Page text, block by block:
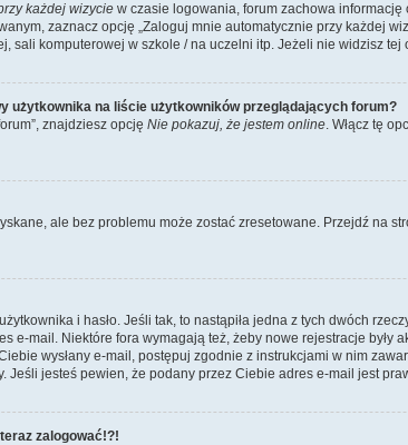
każdej wizycie w czasie logowania, forum zachowa
zaznacz opcję „Zaloguj mnie automatycznie przy każdej
sali komputerowej w szkole / na uczelni itp. Jeżeli nie widzisz
użytkownika na liście użytkowników przeglądających forum?
znajdziesz opcję Nie pokazuj, że jestem online. Włącz tę
ale bez problemu może zostać zresetowane. Przejdź na
i hasło. Jeśli tak, to nastąpiła jedna z tych dwóch
e-mail. Niektóre fora wymagają też, żeby nowe rejestracje
wysłany e-mail, postępuj zgodnie z instrukcjami w nim
Jeśli jesteś pewien, że podany przez Ciebie adres e-mail jest
zalogować!?!